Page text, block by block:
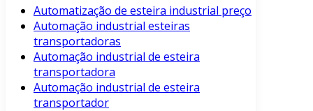
Automatização de esteira industrial preço
Automação industrial esteiras
transportadoras
Automação industrial de esteira
transportadora
Automação industrial de esteira
transportador